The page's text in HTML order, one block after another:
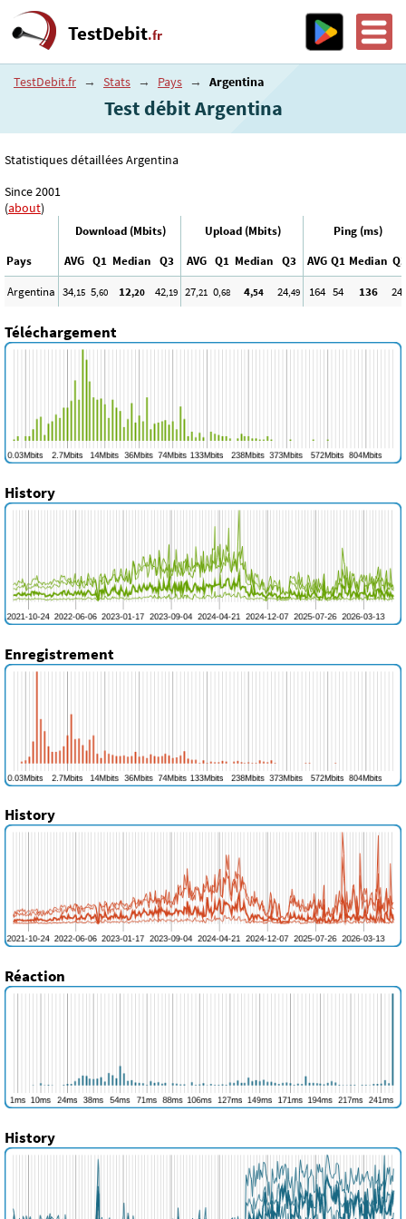
TestDebit.fr
TestDebit.fr → Stats → Pays → Argentina
Test débit Argentina
Statistiques détaillées Argentina
Since 2001
(about)
Download (Mbits) Upload (Mbits)
Ping (ms)
Pays
AVG Q1 Median Q3 AVG Q1 Median Q3 AVG Q1 Median Q3
Argentina 34,15 5,60 12,20 42,19 27,21 0,68 4,54 24,49 164 54 136
Téléchargement
History
Enregistrement
History
Réaction
History